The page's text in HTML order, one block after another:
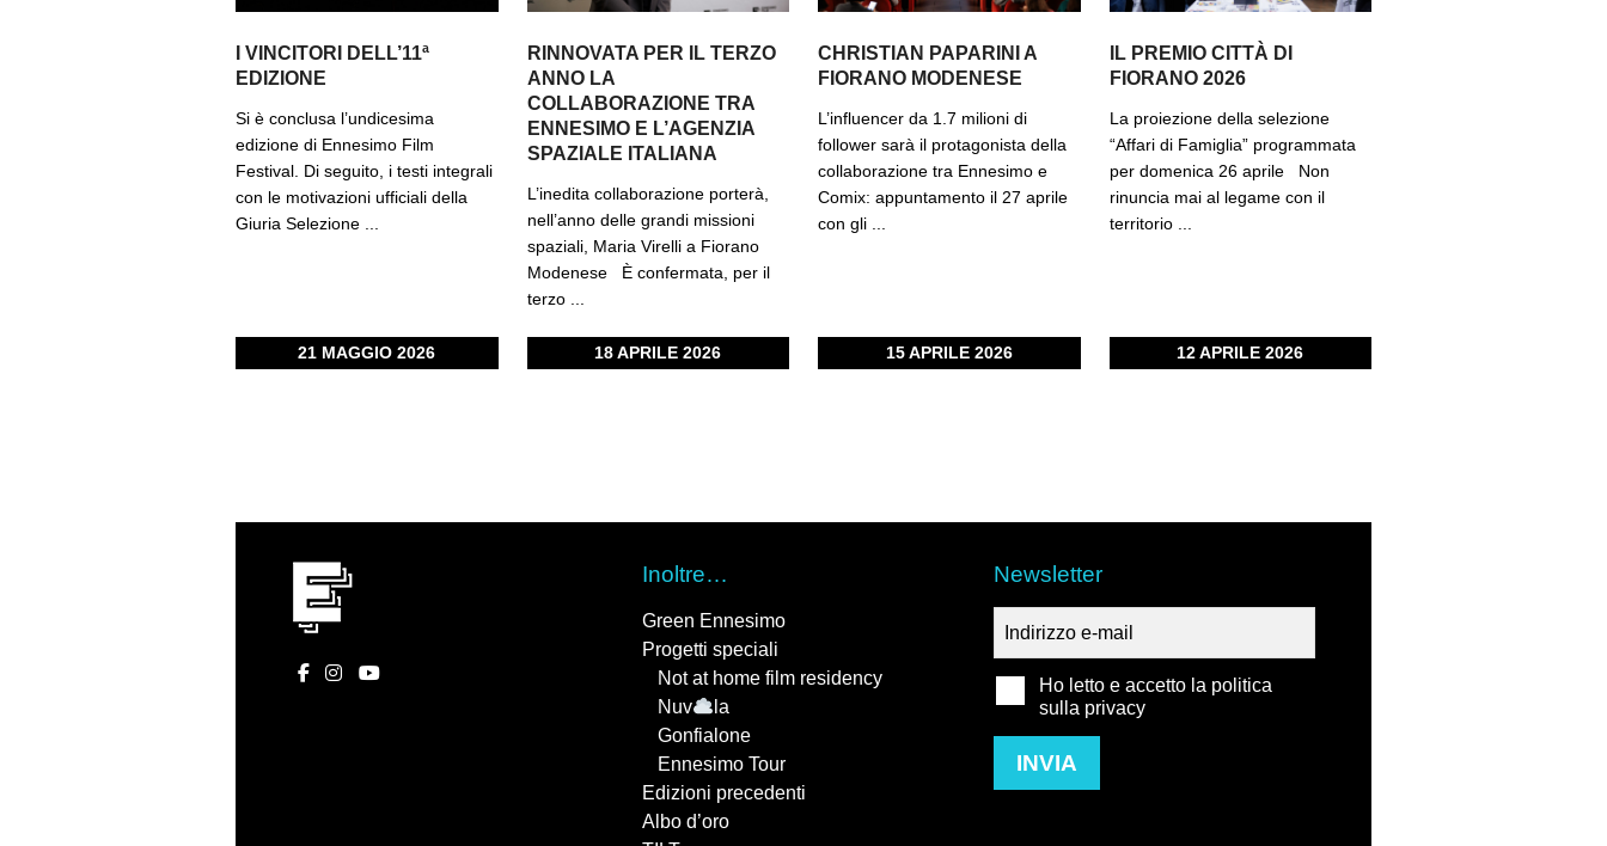
I VINCITORI DELL’11ª
EDIZIONE
Si è conclusa l’undicesima
edizione di Ennesimo Film
Festival. Di seguito, i testi integrali
con le motivazioni ufficiali della
Giuria Selezione ...
21 MAGGIO 2026
RINNOVATA PER IL TERZO
ANNO LA
COLLABORAZIONE TRA
ENNESIMO E L’AGENZIA
SPAZIALE ITALIANA
L’inedita collaborazione porterà,
nell’anno delle grandi missioni
spaziali, Maria Virelli a Fiorano
Modenese È confermata, per il
terzo ...
18 APRILE 2026
CHRISTIAN PAPARINI A
FIORANO MODENESE
L’influencer da 1.7 milioni di
follower sarà il protagonista della
collaborazione tra Ennesimo e
Comix: appuntamento il 27 aprile
con gli ...
15 APRILE 2026
IL PREMIO CITTÀ DI
FIORANO 2026
La proiezione della selezione
“Affari di Famiglia” programmata
per domenica 26 aprile Non
rinuncia mai al legame con il
territorio ...
12 APRILE 2026
Inoltre…
Green Ennesimo
Progetti speciali
Not at home film residency
Nuv
la
Gonfialone
Ennesimo Tour
Edizioni precedenti
Albo d’oro
Newsletter
Ho letto e accetto la politica
sulla privacy
INVIA